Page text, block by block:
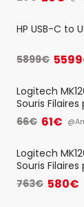
HP USB-C to
5899€
Logitech
Souris
Optique
And Play,
QWERTY UK -
66€ 61€
Logitech
Souris
Optique
And Play,
763€ 580€